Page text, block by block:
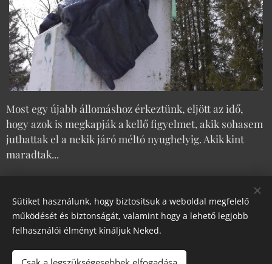
Most egy újabb állomáshoz érkeztünk, eljött az idő,
hogy azok is megkapják a kellő figyelmet, akik sohasem
juthattak el a nekik járó méltó nyughelyig. Akik kint
maradtak...
Had- és Kultúrtörténeti Egyesület
Sütiket használunk, hogy biztosítsuk a weboldal megfelelő
működését és biztonságát, valamint hogy a lehető legjobb
felhasználói élményt kínáljuk Neked.